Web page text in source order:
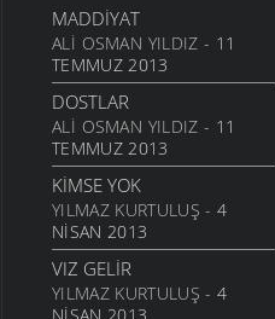
SEVGI ÜSTÜNE
6 MART 2006
ANLATAMADIK
6 MART 2006
GEL
6 MART 2006
ANNE
6 MART 2006
NATAŞA
6 MART 2006
MADDIYAT
ALI OSMAN YILDIZ - 11
TEMMUZ 2013
DOSTLAR
ALI OSMAN YILDIZ - 11
TEMMUZ 2013
KIMSE YOK
YILMAZ KURTULUŞ - 4
NISAN 2013
VIZ GELIR
YILMAZ KURTULUŞ - 4